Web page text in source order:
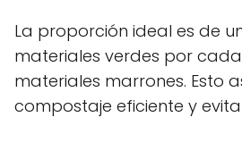
La proporción ideal es de
materiales verdes por
materiales marrones. Esto
compostaje eficiente y